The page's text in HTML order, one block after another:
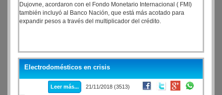
Dujovne, acordaron con el Fondo Monetario Internacional ( FMI)
también incluyó al Banco Nación, que está más acotado para
expandir pesos a través del multiplicador del crédito.
Electrodomésticos en crisis
Leer más... 21/11/2018 (3513)